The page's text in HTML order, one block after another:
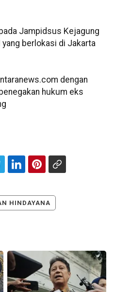
Jampidsus Kejagung
berlokasi di Jakarta
dengan
hukum eks
HINDAYANA